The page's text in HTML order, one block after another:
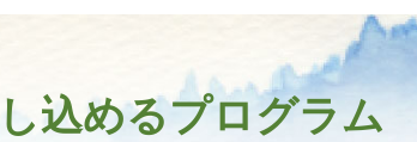
込めるプログラム